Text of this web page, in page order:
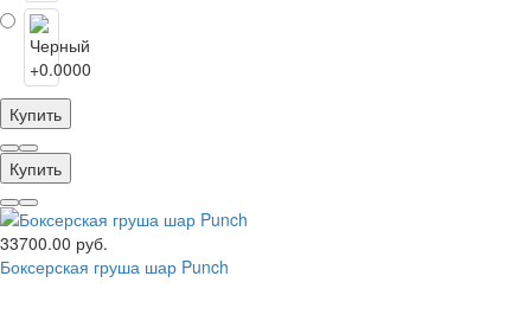
Купить
Купить
33700.00 руб.
Боксерская груша шар Punch